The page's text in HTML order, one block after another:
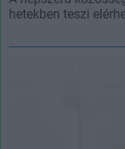
hetekben teszi